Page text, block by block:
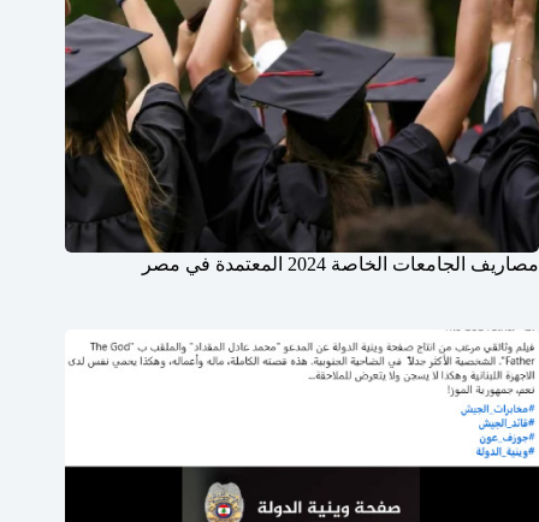
مصاريف الجامعات الخاصة 2024 المعتمدة في مصر